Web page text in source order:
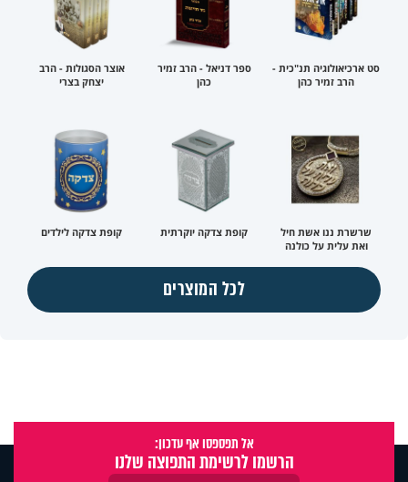
סט ארכיאולוגיה תנ"כית -
הרב זמיר כהן
ספר דניאל - הרב זמיר
כהן
אוצר הסגולות - הרב
יצחק בצרי
שרשרת ננו אשת חיל
ואת עלית על כולנה
קופת צדקה יוקרתית קופת צדקה לילדים
לכל המוצרים
אל תפספסו אף עדכון:
הרשמו לרשימת התפוצה שלנו